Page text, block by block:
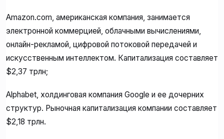
Amazon.com, американская компания, занимается
электронной коммерцией, облачными вычислениями,
онлайн-рекламой, цифровой потоковой передачей и
искусственным интеллектом. Капитализация составляет
$2,37 трлн;
Alphabet, холдинговая компания Google и ее дочерних
структур. Рыночная капитализация компании составляет
$2,18 трлн.